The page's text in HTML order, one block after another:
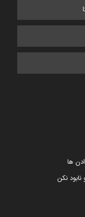
ها
نابود نکن